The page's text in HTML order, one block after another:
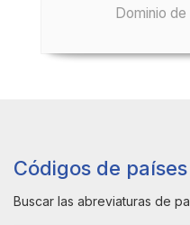
Dominio
Códigos de países
Buscar las abreviaturas de